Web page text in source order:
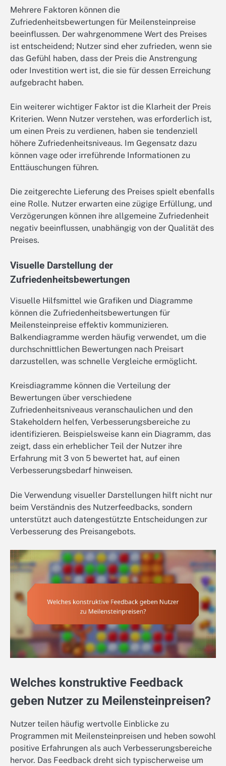
Mehrere Faktoren können die
Zufriedenheitsbewertungen für Meilensteinpreise
beeinflussen. Der wahrgenommene Wert des Preises
ist entscheidend; Nutzer sind eher zufrieden, wenn sie
das Gefühl haben, dass der Preis die Anstrengung
oder Investition wert ist, die sie für dessen Erreichung
aufgebracht haben.
Ein weiterer wichtiger Faktor ist die Klarheit der Preis
Kriterien. Wenn Nutzer verstehen, was erforderlich ist,
um einen Preis zu verdienen, haben sie tendenziell
höhere Zufriedenheitsniveaus. Im Gegensatz dazu
können vage oder irreführende Informationen zu
Enttäuschungen führen.
Die zeitgerechte Lieferung des Preises spielt ebenfalls
eine Rolle. Nutzer erwarten eine zügige Erfüllung, und
Verzögerungen können ihre allgemeine Zufriedenheit
negativ beeinflussen, unabhängig von der Qualität des
Preises.
Visuelle Darstellung der
Zufriedenheitsbewertungen
Visuelle Hilfsmittel wie Grafiken und Diagramme
können die Zufriedenheitsbewertungen für
Meilensteinpreise effektiv kommunizieren.
Balkendiagramme werden häufig verwendet, um die
durchschnittlichen Bewertungen nach Preisart
darzustellen, was schnelle Vergleiche ermöglicht.
Kreisdiagramme können die Verteilung der
Bewertungen über verschiedene
Zufriedenheitsniveaus veranschaulichen und den
Stakeholdern helfen, Verbesserungsbereiche zu
identifizieren. Beispielsweise kann ein Diagramm, das
zeigt, dass ein erheblicher Teil der Nutzer ihre
Erfahrung mit 3 von 5 bewertet hat, auf einen
Verbesserungsbedarf hinweisen.
Die Verwendung visueller Darstellungen hilft nicht nur
beim Verständnis des Nutzerfeedbacks, sondern
unterstützt auch datengestützte Entscheidungen zur
Verbesserung des Preisangebots.
Welches konstruktive Feedback
geben Nutzer zu Meilensteinpreisen?
Nutzer teilen häufig wertvolle Einblicke zu
Programmen mit Meilensteinpreisen und heben sowohl
positive Erfahrungen als auch Verbesserungsbereiche
hervor. Das Feedback dreht sich typischerweise um